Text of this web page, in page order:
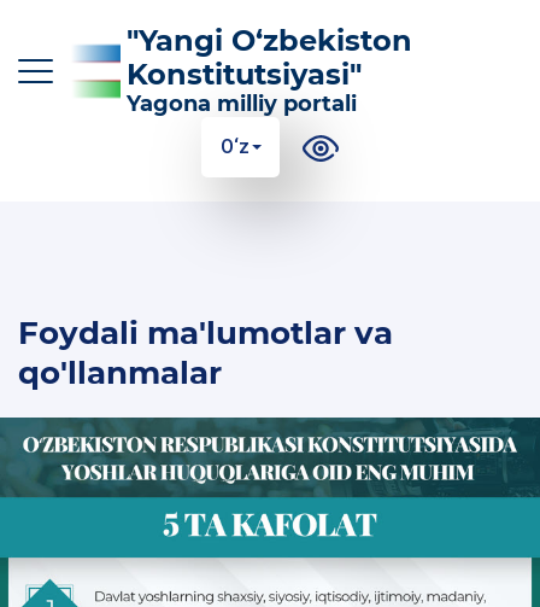
O‘ZGARTIRISHLAR
KONSTITUTSIYANING MAZMUN-MOHIYATI
FOYDALI MA'LUMOTLAR VA QO'LLANMALAR
100 TA SAVOLGA 100 TA JAVOB
KONSTITUTSIYAVIY LUG’AT
"Yangi O‘zbekiston
Konstitutsiyasi"
Yagona milliy portali
O‘z
Foydali ma'lumotlar va
qo'llanmalar